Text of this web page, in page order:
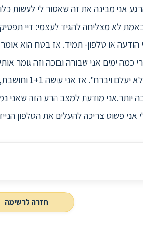
אני מבינה את זה שאסור לי לעשות
לא מצליחה להגיד לעצמי: דיי
או טלפון- תמיד. אז בטח הוא
כמה ימים אני שבורה ובוכה וזה
עושה, ואם הוא
יותר.אני מודעת למצב הרע הזה שאני
אני פשוט צריכה להעלים את הטלפון
חזרה לרשימה